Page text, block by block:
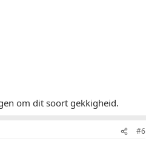
om dit soort gekkigheid.
#6